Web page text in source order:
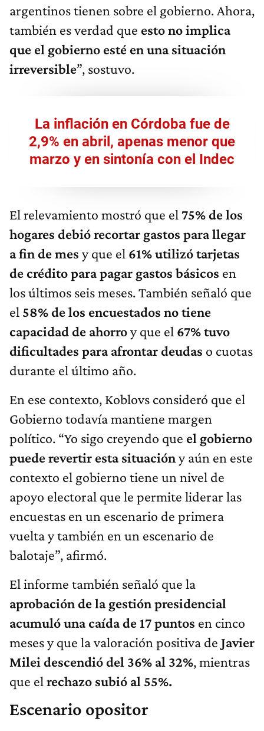
argentinos tienen sobre el gobierno. Ahora,
también es verdad que esto no implica
que el gobierno esté en una situación
irreversible”, sostuvo.
La inflación en Córdoba fue de
2,9% en abril, apenas menor que
marzo y en sintonía con el Indec
El relevamiento mostró que el 75% de los
hogares debió recortar gastos para llegar
a fin de mes y que el 61% utilizó tarjetas
de crédito para pagar gastos básicos en
los últimos seis meses. También señaló que
el 58% de los encuestados no tiene
capacidad de ahorroy que el 67% tuvo
dificultades para afrontar deudas o cuotas
durante el último año.
En ese contexto, Koblovs consideró que el
Gobierno todavía mantiene margen
político. “Yo sigo creyendo que el gobierno
puede revertir esta situacióny aún en este
contexto el gobierno tiene un nivel de
apoyo electoral que le permite liderar las
encuestas en un escenario de primera
vuelta y también en un escenario de
balotaje”, afirmó.
El informe también señaló que la
aprobación de la gestión presidencial
acumuló una caída de 17 puntos en cinco
meses y que la valoración positiva de Javier
Milei descendió del 36% al 32%, mientras
que el rechazo subió al 55%.
Escenario opositor